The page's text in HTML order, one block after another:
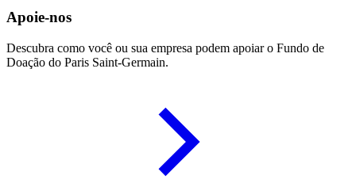
Apoie-nos
Descubra como você ou sua empresa podem apoiar o Fundo de
Doação do Paris Saint-Germain.